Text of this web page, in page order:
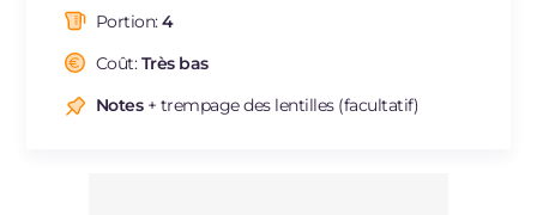
Portion:4
Coût:Très bas
Notes+ trempage des lentilles (facultatif)